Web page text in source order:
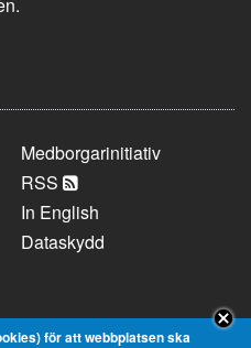
Medborgarinitiativ
RSS
In English
Dataskydd
för att webbplatsen ska